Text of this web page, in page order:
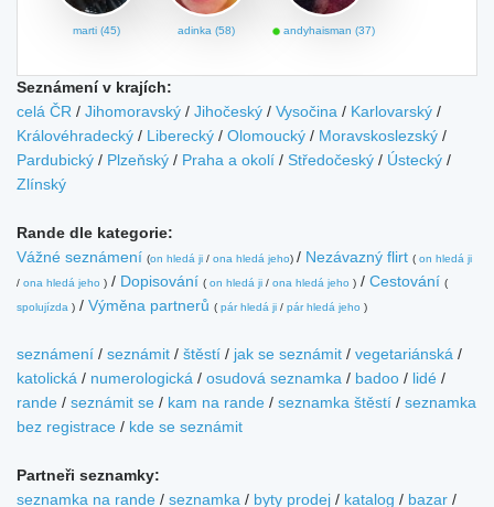
marti (45) adinka (58) andyhaisman (37)
Seznámení v krajích:
celá ČR / Jihomoravský / Jihočeský / Vysočina / Karlovarský /
Královéhradecký / Liberecký / Olomoucký / Moravskoslezský /
Pardubický / Plzeňský / Praha a okolí / Středočeský / Ústecký /
Zlínský
Rande dle kategorie:
Vážné seznámení (on hledá ji / ona hledá jeho) / Nezávazný flirt ( on hledá ji
/ ona hledá jeho ) / Dopisování ( on hledá ji / ona hledá jeho ) / Cestování (
spolujízda ) / Výměna partnerů ( pár hledá ji / pár hledá jeho )
seznámení / seznámit / štěstí / jak se seznámit / vegetariánská /
katolická / numerologická / osudová seznamka / badoo / lidé /
rande / seznámit se / kam na rande / seznamka štěstí / seznamka
bez registrace / kde se seznámit
Partneři seznamky:
seznamka na rande / seznamka / byty prodej / katalog / bazar /